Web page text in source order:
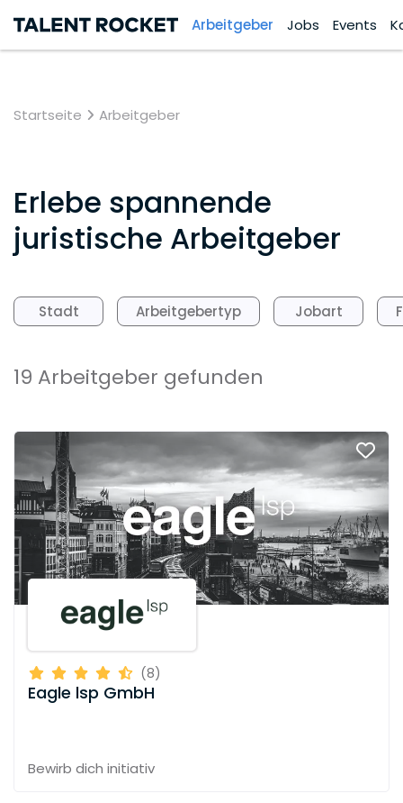
Arbeitgeber Jobs Events
Startseite Arbeitgeber
Erlebe spannende
juristische Arbeitgeber
Stadt Arbeitgebertyp Jobart
19 Arbeitgeber gefunden
(8)
Eagle lsp GmbH
Bewirb dich initiativ